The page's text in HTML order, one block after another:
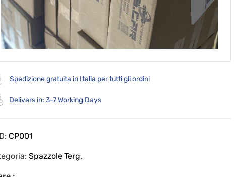
Spedizione gratuita in Italia per tutti gli ordini
Delivers in: 3-7 Working Days
CP001
Spazzole Terg.